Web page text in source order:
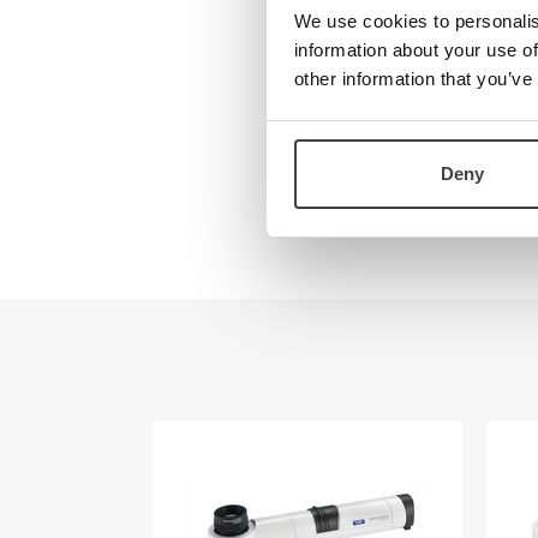
We use cookies to
information about your use
other information that
Deny
-Made of
-PXM
-Color:
lens size:
lens type: